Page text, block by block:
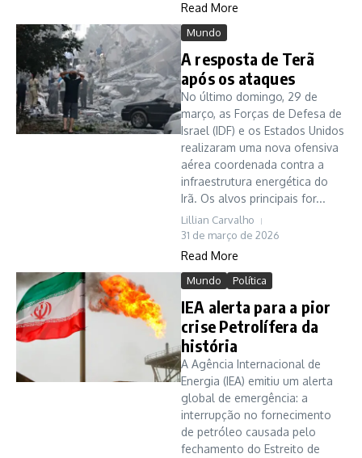
Read More
Mundo
A resposta de Terã
após os ataques
No último domingo, 29 de
março, as Forças de Defesa de
Israel (IDF) e os Estados Unidos
realizaram uma nova ofensiva
aérea coordenada contra a
infraestrutura energética do
Irã. Os alvos principais for...
Lillian Carvalho
31 de março de 2026
Read More
Mundo Política
IEA alerta para a pior
crise Petrolífera da
história
A Agência Internacional de
Energia (IEA) emitiu um alerta
global de emergência: a
interrupção no fornecimento
de petróleo causada pelo
fechamento do Estreito de